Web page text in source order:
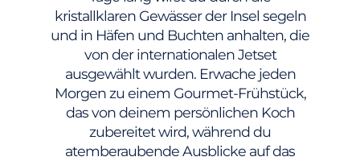
kristallklaren Gewässer der Insel segeln
und in Häfen und Buchten anhalten, die
von der internationalen Jetset
ausgewählt wurden. Erwache jeden
Morgen zu einem Gourmet-Frühstück,
das von deinem persönlichen Koch
zubereitet wird, während du
atemberaubende Ausblicke auf das